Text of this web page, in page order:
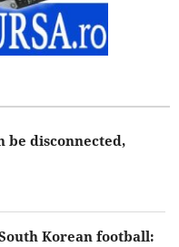
be disconnected,
Korean football: